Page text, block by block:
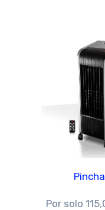
Por solo